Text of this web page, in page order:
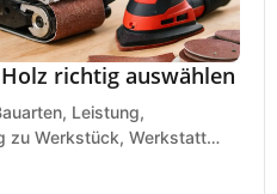
richtig auswählen
Leistung,
zu Werkstück, Werkstatt